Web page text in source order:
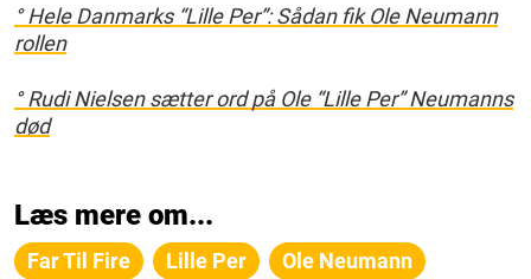
° Hele Danmarks “Lille Per”: Sådan fik Ole Neumann
rollen
° Rudi Nielsen sætter ord på Ole “Lille Per” Neumanns
død
Læs mere om...
Far Til Fire Lille Per Ole Neumann